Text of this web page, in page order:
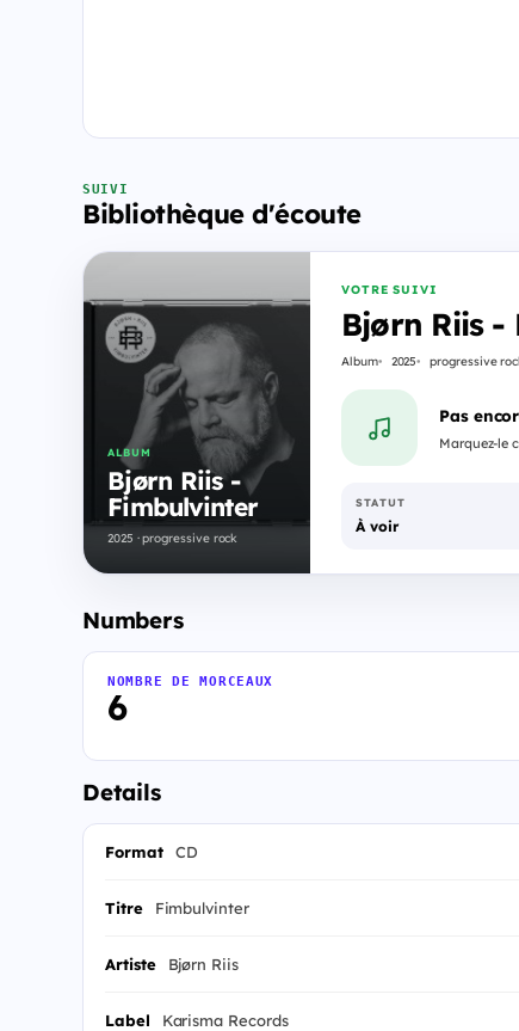
SUIVI
Bibliothèque d'écoute
ALBUM
Bjørn Riis -
Fimbulvinter
2025 · progressive rock
VOTRE SUIVI
Bjørn Riis
Album 2025 progressive
Pas
Marquez-le
STATUT
À voir
Numbers
6
NOMBRE DE MORCEAUX
Details
Format CD
Titre Fimbulvinter
Artiste Bjørn Riis
Label Karisma Records